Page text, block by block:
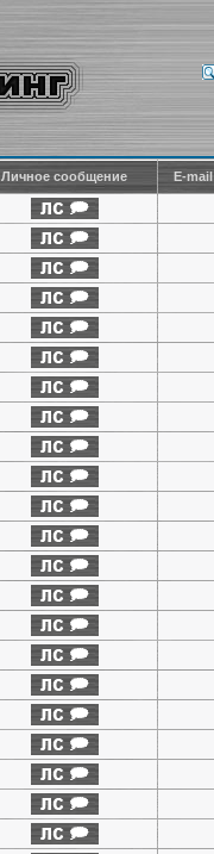
Личное сообщение E-